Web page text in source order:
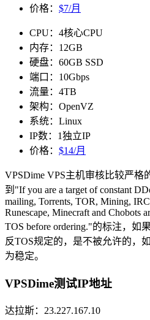
价格： $7/月
CPU：4核心CPU
内存：12GB
硬盘：60GB SSD
端口：10Gbps
流量：4TB
架构：OpenVZ
系统：Linux
IP数：1独立IP
价格： $14/月
VPSDime VPS主机审核比较严格
到"If you are a target of constant
mailing, Torrents, TOR, Mining,
Runescape, Minecraft and Chobots
TOS before ordering."的标注，如
反TOS规定的，是不被允许的，
为稳定。
VPSDime测试IP地址
达拉斯：23.227.167.10